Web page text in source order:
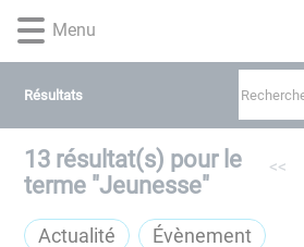
Lien
d'accès
rapide
Lien
d'accès
rapide
Lien
d'accès
rapide
Lien
d'accès
rapide
page
Menu
Résultats
13 résultat(s) pour le
terme "Jeunesse"
<<
Actualité Évènement